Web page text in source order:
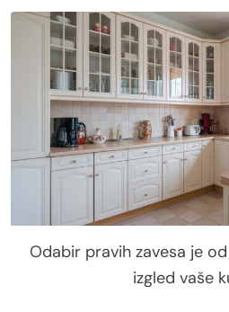
Odabir pravih zavesa je
izgled vaše